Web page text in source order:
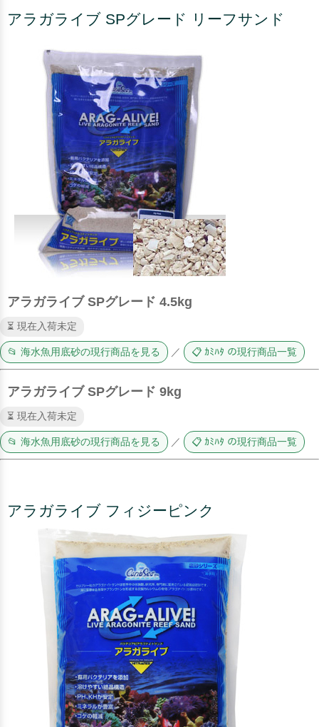
アラガライブ SPグレード リーフサンド
アラガライブ SPグレード 4.5kg
⏳ 現在入荷未定
📂 海水魚用底砂の現行商品を見る ／ 📋 ｶﾐﾊﾀ の現行商品一覧
アラガライブ SPグレード 9kg
⏳ 現在入荷未定
📂 海水魚用底砂の現行商品を見る ／ 📋 ｶﾐﾊﾀ の現行商品一覧
アラガライブ フィジーピンク